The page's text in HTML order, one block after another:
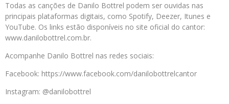
Todas as canções de Danilo Bottrel podem ser ouvidas nas
principais plataformas digitais, como Spotify, Deezer, Itunes e
YouTube. Os links estão disponíveis no site oficial do cantor:
www.danilobottrel.com.br.
Acompanhe Danilo Bottrel nas redes sociais:
Facebook: https://www.facebook.com/danilobottrelcantor
Instagram: @danilobottrel